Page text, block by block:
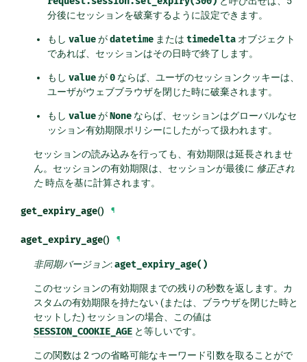
分後にセッションを破棄するように設定できます。
もしvalueがdatetime またはtimedelta オブジェクト
であれば、セッションはその日時で終了します。
もしvalueが0 ならば、ユーザのセッションクッキーは、
ユーザがウェブブラウザを閉じた時に破棄されます。
もしvalueがNone ならば、セッションはグローバルなセ
ッション有効期限ポリシーにしたがって扱われます。
セッションの読み込みを行っても、有効期限は延長されませ
ん。セッションの有効期限は、セッションが最後に 修正され
た時点を基に計算されます。
get_expiry_age() ¶
aget_expiry_age() ¶
非同期バージョン:aget_expiry_age()
このセッションの有効期限までの残りの秒数を返します。カ
スタムの有効期限を持たない (または、ブラウザを閉じた時と
セットした) セッションの場合、この値は
SESSION_COOKIE_AGE と等しいです。
この関数は 2 つの省略可能なキーワード引数を取ることがで